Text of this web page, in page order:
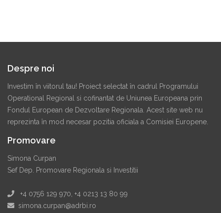
Despre noi
Investim în viitorul tau! Proiect selectat în cadrul Programului
Operational Regional si cofinantat de Uniunea Europeana prin
Fondul European de Dezvoltare Regionala. Acest site web nu
reprezinta în mod necesar pozitia oficiala a Comisiei Europene.
Promovare
Simona Curpan
Sef Dep. Promovare Regionala si Investitii
+4 0756 129 970, +4 0213 13 80 99
simona.curpan@adrbi.ro